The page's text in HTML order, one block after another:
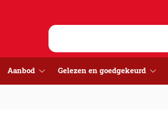
Aanbod Gelezen en goedgekeurd